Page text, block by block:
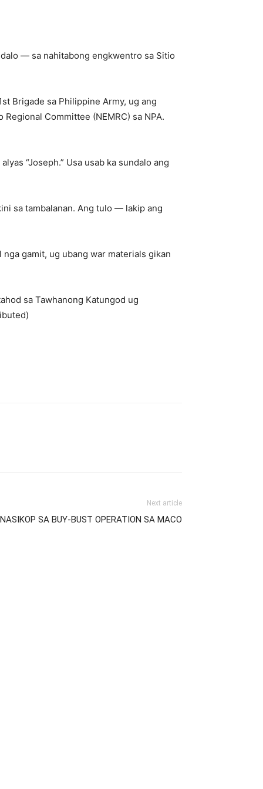
— sa nahitabong engkwentro sa Sitio
Brigade sa Philippine Army, ug ang
Committee (NEMRC) sa NPA.
“Joseph.” Usa usab ka sundalo ang
sa tambalanan. Ang tulo — lakip ang
gamit, ug ubang war materials gikan
sa Tawhanong Katungod ug
Next article
SA BUY-BUST OPERATION SA MACO